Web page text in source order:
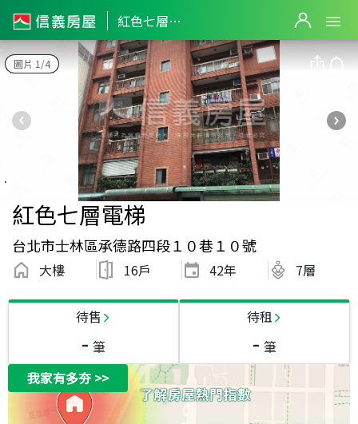
紅色七層電梯
圖片 1/4
紅色七層電梯
台北市士林區承德路四段１０巷１０號
大樓 16戶 42年 7層
待售
- 筆
待租
- 筆
我家有多夯>>